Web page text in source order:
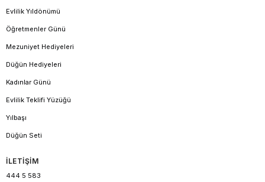
Evlilik Yıldönümü
Öğretmenler Günü
Mezuniyet Hediyeleri
Düğün Hediyeleri
Kadınlar Günü
Evlilik Teklifi Yüzüğü
Yılbaşı
Düğün Seti
İLETİŞİM
444 5 583